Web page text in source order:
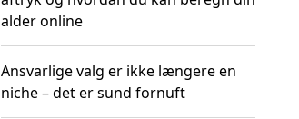
alder online
Ansvarlige valg er ikke længere en
niche – det er sund fornuft